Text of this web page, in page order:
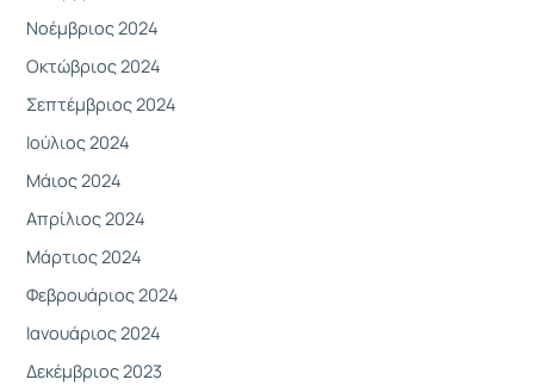
Νοέμβριος 2024
Οκτώβριος 2024
Σεπτέμβριος 2024
Ιούλιος 2024
Μάιος 2024
Απρίλιος 2024
Μάρτιος 2024
Φεβρουάριος 2024
Ιανουάριος 2024
Δεκέμβριος 2023